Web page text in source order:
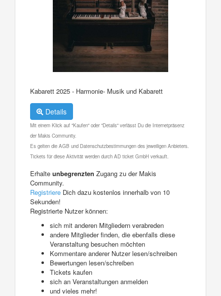
Kabarett 2025 - Harmonie- Musik und Kabarett
Details
Mit einem Klick auf "Kaufen" oder "Details" verlässt Du die Internetpräsenz
der Makis Community.
Es gelten die AGB und Datenschutzbestimmungen des jeweiligen Anbieters.
Tickets für diese Aktivität werden durch AD ticket GmbH verkauft.
Erhalte unbegrenzten Zugang zu der Makis
Community.
Registriere Dich dazu kostenlos innerhalb von 10
Sekunden!
Registrierte Nutzer können:
sich mit anderen Mitgliedern verabreden
andere Mitglieder finden, die ebenfalls diese
Veranstaltung besuchen möchten
Kommentare anderer Nutzer lesen/schreiben
Bewertungen lesen/schreiben
Tickets kaufen
sich an Veranstaltungen anmelden
und vieles mehr!